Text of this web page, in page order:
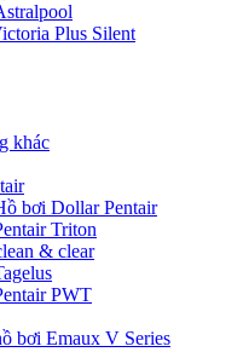
Plus Silent
khác
bơi Dollar Pentair
Triton
& clear
PWT
bơi Emaux V Series